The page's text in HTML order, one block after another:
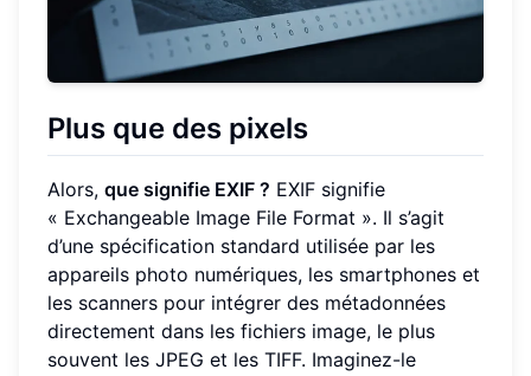
Plus que des pixels
Alors, que signifie EXIF ? EXIF signifie
« Exchangeable Image File Format ». Il s’agit
d’une spécification standard utilisée par les
appareils photo numériques, les smartphones et
les scanners pour intégrer des métadonnées
directement dans les fichiers image, le plus
souvent les JPEG et les TIFF. Imaginez-le